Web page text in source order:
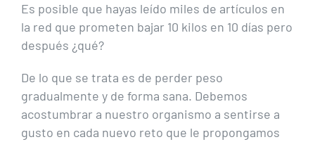
Es posible que hayas leído miles de artículos en
la red que prometen bajar 10 kilos en 10 días pero
después ¿qué?
De lo que se trata es de perder peso
gradualmente y de forma sana. Debemos
acostumbrar a nuestro organismo a sentirse a
gusto en cada nuevo reto que le propongamos